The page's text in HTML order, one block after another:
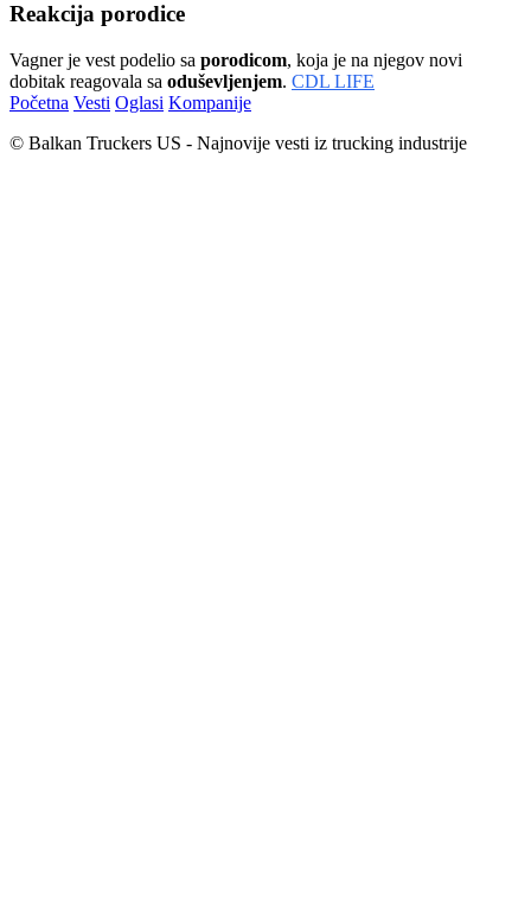
Reakcija porodice
Vagner je vest podelio sa porodicom, koja je na njegov novi
dobitak reagovala sa oduševljenjem. CDL LIFE
Početna Vesti Oglasi Kompanije
© Balkan Truckers US - Najnovije vesti iz trucking industrije